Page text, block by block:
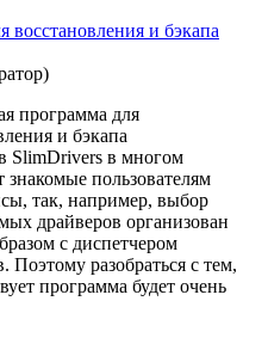
восстановления и бэкапа
программа для
и бэкапа
SlimDrivers в многом
знакомые пользователям
так, например, выбор
драйверов организован
с диспетчером
Поэтому разобраться с тем,
программа будет очень